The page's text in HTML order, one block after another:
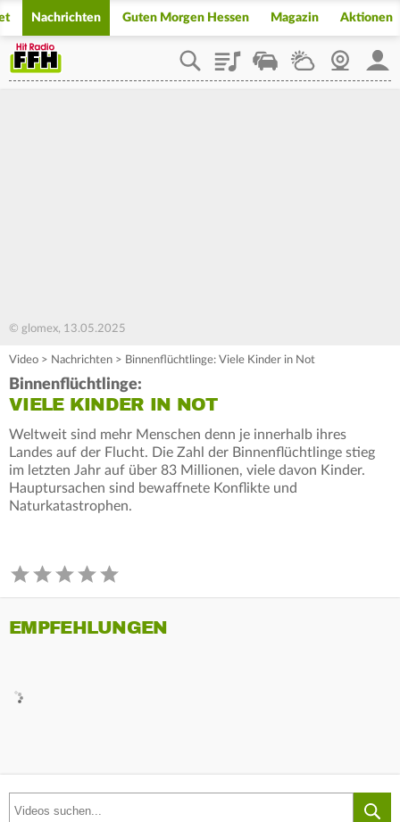
Nachrichten Guten Morgen Hessen Magazin Aktionen
PlaylistStaupilotWetterWebcam
© glomex, 13.05.2025
Video > Nachrichten > Binnenflüchtlinge: Viele Kinder in Not
Binnenflüchtlinge:
VIELE KINDER IN NOT
Weltweit sind mehr Menschen denn je innerhalb ihres
Landes auf der Flucht. Die Zahl der Binnenflüchtlinge stieg
im letzten Jahr auf über 83 Millionen, viele davon Kinder.
Hauptursachen sind bewaffnete Konflikte und
Naturkatastrophen.
EMPFEHLUNGEN